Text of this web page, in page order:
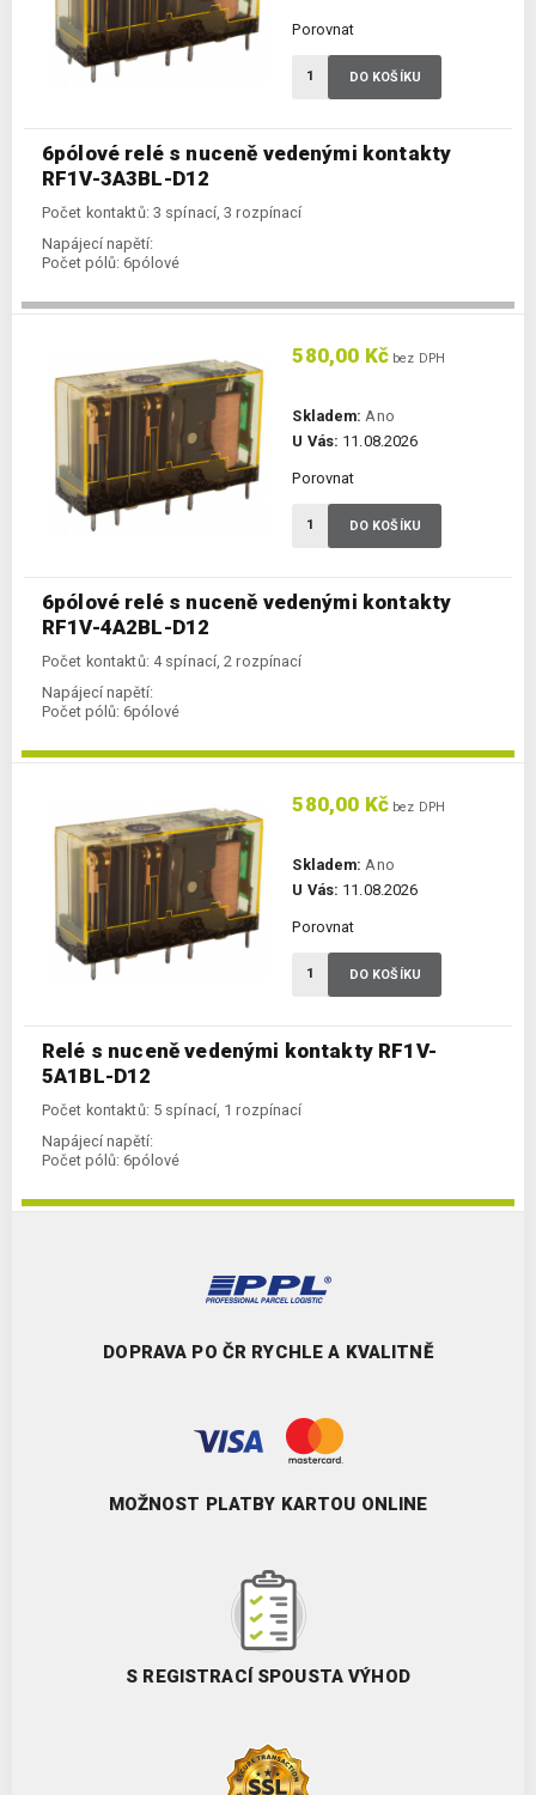
6pólové relé s nuceně vedenými kontakty
RF1V-3A3BL-D12
Počet kontaktů: 3 spínací, 3 rozpínací
Napájecí napětí:
Počet pólů: 6pólové
Porovnat
DO KOŠÍKU
6pólové relé s nuceně vedenými kontakty
RF1V-4A2BL-D12
Počet kontaktů: 4 spínací, 2 rozpínací
Napájecí napětí:
Počet pólů: 6pólové
580,00 Kč bez DPH
Skladem: Ano
U Vás: 11.08.2026
Porovnat
DO KOŠÍKU
Relé s nuceně vedenými kontakty RF1V-
5A1BL-D12
Počet kontaktů: 5 spínací, 1 rozpínací
Napájecí napětí:
Počet pólů: 6pólové
580,00 Kč bez DPH
Skladem: Ano
U Vás: 11.08.2026
Porovnat
DO KOŠÍKU
DOPRAVA PO ČR RYCHLE A KVALITNĚ
MOŽNOST PLATBY KARTOU ONLINE
S REGISTRACÍ SPOUSTA VÝHOD